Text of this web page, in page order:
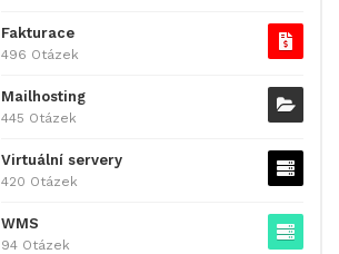
Fakturace
496 Otázek
Mailhosting
445 Otázek
Virtuální servery
420 Otázek
WMS
94 Otázek